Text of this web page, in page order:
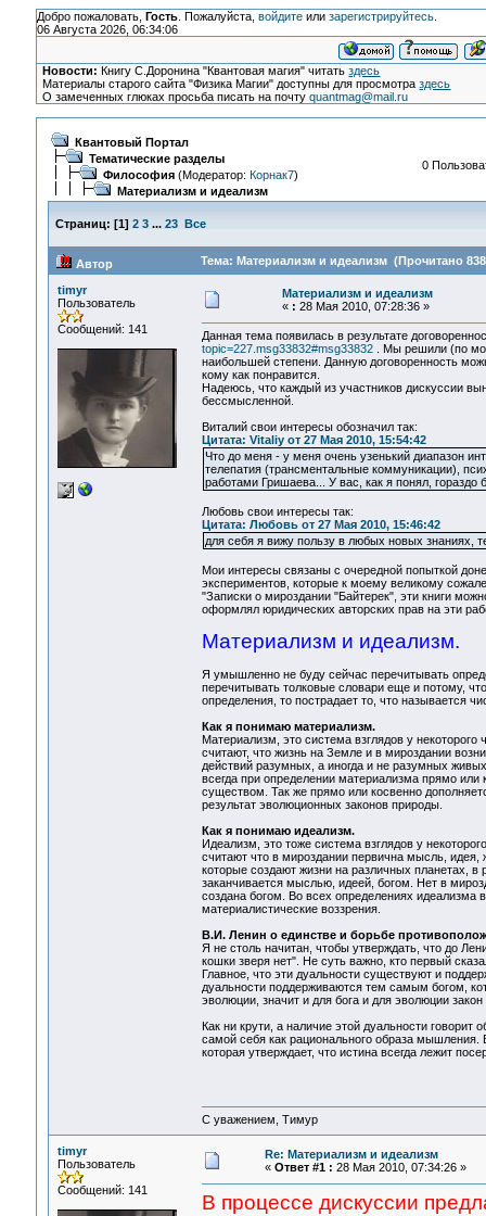
Добро пожаловать, Гость. Пожалуйста, войдитеили зарегистрируйтесь.
06 Августа 2026, 06:34:06
Новости: Книгу С.Доронина "Квантовая магия" читатьздесь
Материалы старого сайта "Физика Магии" доступны для просмотраздесь
О замеченных глюках просьба писать на почтуquantmag@mail.ru
Квантовый Портал
Тематические разделы
Философия(Модератор: Корнак7)
Материализм и идеализм
0
Страниц: [1] 2 3 ... 23 Все
Автор Тема: Материализм и идеализм (Прочитано
timyr
Пользователь
Сообщений: 141
Материализм и идеализм
« : 28 Мая 2010, 07:28:36 »
Данная тема появилась в результате
topic=227.msg33832#msg33832. Мы решили (по
наибольшей степени. Данную договоренность
кому как понравится.
Надеюсь, что каждый из участников дискуссии
бессмысленной.
Виталий свои интересы обозначил так:
Цитата: Vitaliy от 27 Мая 2010, 15:54:42
Что до меня - у меня очень узенький диапазон
телепатия (трансментальные коммуникации),
работами Гришаева... У вас, как я понял, гораздо
Любовь свои интересы так:
Цитата: Любовь от 27 Мая 2010, 15:46:42
для себя я вижу пользу в любых новых знаниях,
Мои интересы связаны с очередной попыткой
экспериментов, которые к моему великому
"Записки о мироздании "Байтерек", эти книги
оформлял юридических авторских прав на эти
Материализм и идеализм.
Я умышленно не буду сейчас перечитывать
перечитывать толковые словари еще и потому,
определения, то пострадает то, что называется
Как я понимаю материализм.
Материализм, это система взглядов у
считают, что жизнь на Земле и в мироздании
действий разумных, а иногда и не разумных
всегда при определении материализма прямо
существом. Так же прямо или косвенно
результат эволюционных законов природы.
Как я понимаю идеализм.
Идеализм, это тоже система взглядов у
считают что в мироздании первична мысль,
которые создают жизни на различных планетах,
заканчивается мыслью, идеей, богом. Нет в
создана богом. Во всех определениях идеализма
материалистические воззрения.
В.И. Ленин о единстве и борьбе
Я не столь начитан, чтобы утверждать, что до
кошки зверя нет". Не суть важно, кто первый
Главное, что эти дуальности существуют и
дуальности поддерживаются тем самым богом,
эволюции, значит и для бога и для эволюции
Как ни крути, а наличие этой дуальности
самой себя как рационального образа
которая утверждает, что истина всегда лежит
С уважением, Тимур
timyr
Пользователь
Сообщений: 141
Re: Материализм и идеализм
« Ответ #1 : 28 Мая 2010, 07:34:26 »
В процессе дискуссии